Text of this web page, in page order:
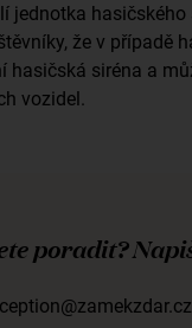
jednotka hasičského
že v případě
hasičská siréna a
vozidel.
poradit?